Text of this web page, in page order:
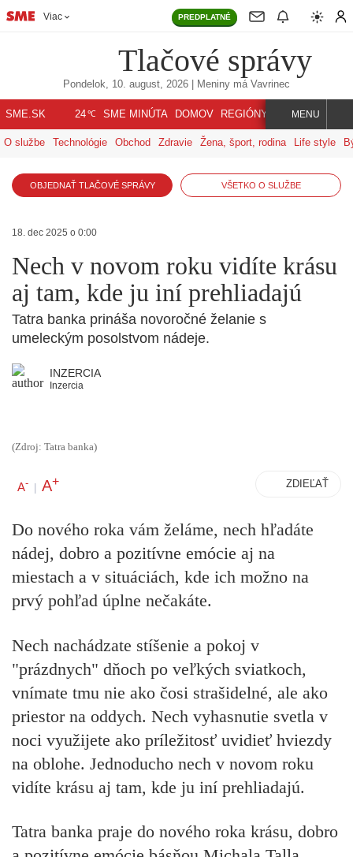
Viac PREDPLATNÉ
Tlačové správy
Pondelok, 10. august, 2026 | Meniny má Vavrinec
SME.SK 24℃ SME MINÚTA DOMOV REGIÓNY INDEX SVET
MENU
O službe Technológie Obchod Zdravie Žena, šport, rodina Life style
OBJEDNAŤ TLAČOVÉ SPRÁVY VŠETKO O SLUŽBE
18. dec 2025 o 0:00
Nech v novom roku vidíte krásu
aj tam, kde ju iní prehliadajú
Tatra banka prináša novoročné želanie s
umeleckým posolstvom nádeje.
INZERCIA
Inzercia
(Zdroj: Tatra banka)
A- | A+ ZDIEĽAŤ
Do nového roka vám želáme, nech hľadáte
nádej, dobro a pozitívne emócie aj na
miestach a v situáciách, kde ich možno na
prvý pohľad úplne nečakáte.
Nech nachádzate stíšenie a pokoj v
"prázdnych" dňoch po veľkých sviatkoch,
vnímate tmu nie ako čosi strašidelné, ale ako
priestor na oddych. Nech vyhasnutie svetla v
noci využijete ako príležitosť uvidieť hviezdy
na oblohe. Jednoducho nech v novom roku
vidíte krásu aj tam, kde ju iní prehliadajú.
Tatra banka praje do nového roka krásu, dobro